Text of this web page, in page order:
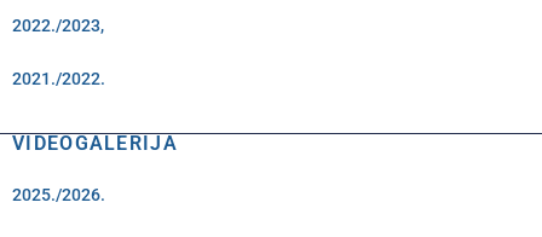
2022./2023,
2021./2022.
VIDEOGALERIJA
2025./2026.